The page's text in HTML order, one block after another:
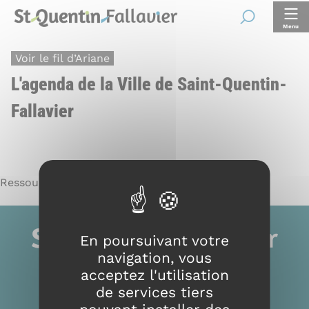
Panneau de gestion des cookies
En poursuivant votre
navigation, vous
acceptez l'utilisation
de services tiers
Menu
Recherche
Voir le fil d’Ariane
L'agenda de la Ville de Saint-Quentin-
Fallavier
Ressource non trouvée
Mairie de Saint-Quentin-Fallavier
1 rue de l’Hôtel de Ville
38070 Saint-Quentin-Fallavier